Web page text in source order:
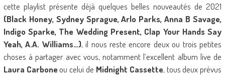
cette playlist présente déjà quelques belles nouveautés de 2021
(Black Honey, Sydney Sprague, Arlo Parks, Anna B Savage,
Indigo Sparke, The Wedding Present, Clap Your Hands Say
Yeah, A.A. Williams…), il nous reste encore deux ou trois petites
choses à partager avec vous, notamment l’excellent album live de
Laura Carboneou celui de Midnight Cassette, tous deux prévus